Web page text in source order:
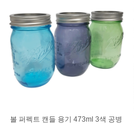
볼 퍼펙트 캔들 용기 473ml 3색 공병